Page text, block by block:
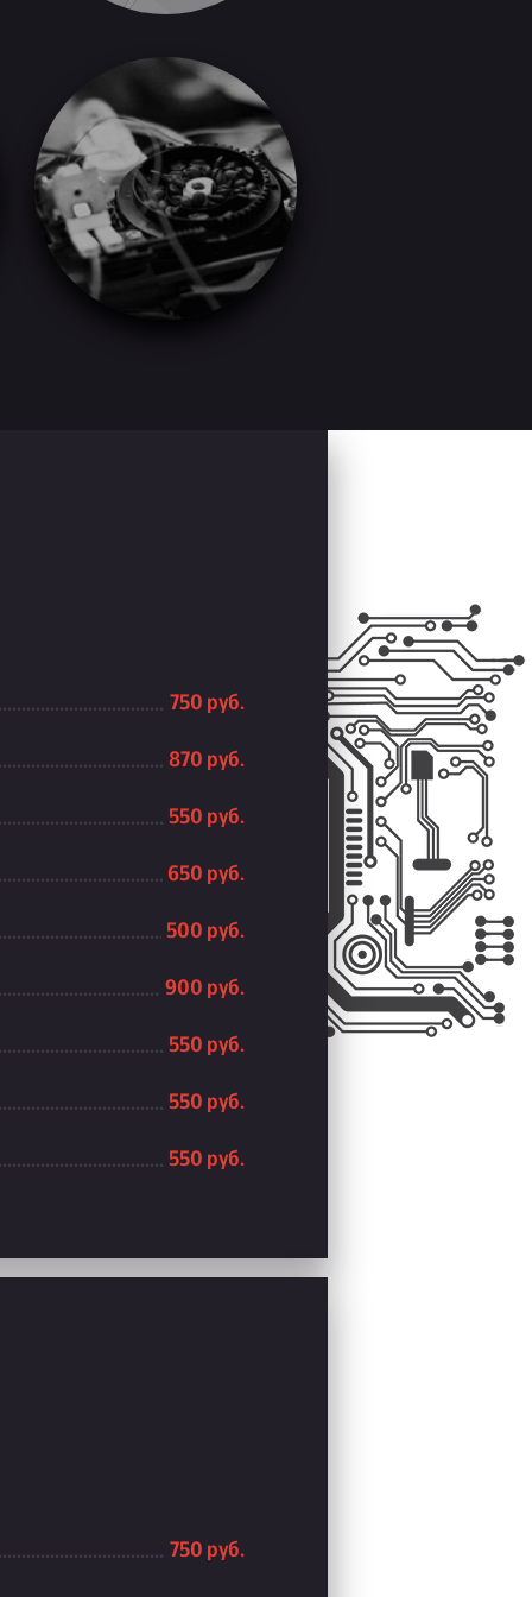
750 руб.
870 руб.
550 руб.
650 руб.
500 руб.
900 руб.
550 руб.
550 руб.
550 руб.
750 руб.